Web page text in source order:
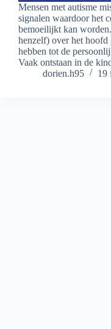
Mensen met autisme
signalen waardoor het
bemoeilijkt kan
henzelf) over het
hebben tot de
Vaak ontstaan in de
dorien.h95
19